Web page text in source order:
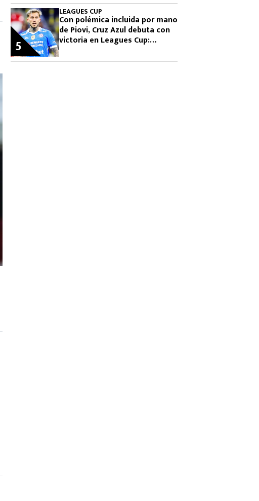
LEAGUES CUP
Con polémica incluida por mano
de Piovi, Cruz Azul debuta con
victoria en Leagues Cup:
5